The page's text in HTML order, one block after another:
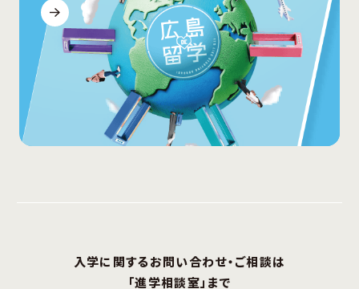
入学に関するお問い合わせ・ご相談は
「進学相談室」まで